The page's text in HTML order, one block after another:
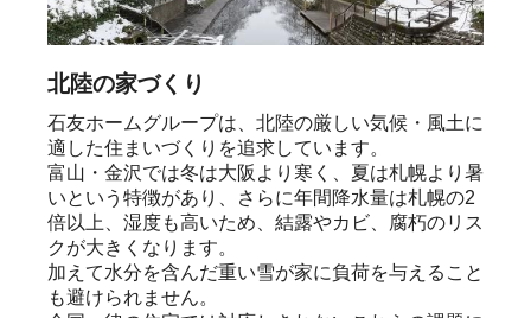
北陸の家づくり
石友ホームグループは、北陸の厳しい気候・風土に
適した住まいづくりを追求しています。
富山・金沢では冬は大阪より寒く、夏は札幌より暑
いという特徴があり、さらに年間降水量は札幌の2
倍以上、湿度も高いため、結露やカビ、腐朽のリス
クが大きくなります。
加えて水分を含んだ重い雪が家に負荷を与えること
も避けられません。